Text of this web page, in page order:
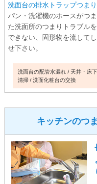
洗面台の排水トラップつまり
パン・洗濯機のホースがつ
た洗面所のつまりトラブル
できない、固形物を流して
せ下さい。
洗面台の配管水漏れ 天井・床
清掃
洗面化粧台の交換
キッチンのつ